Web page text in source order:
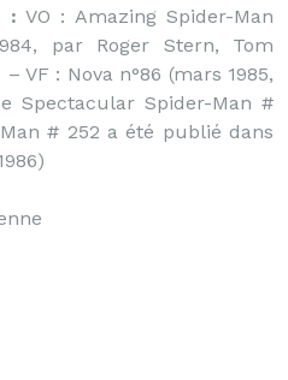
: VO : Amazing Spider-Man
par Roger Stern, Tom
VF : Nova n°86 (mars 1985,
Spectacular Spider-Man #
# 252 a été publié dans